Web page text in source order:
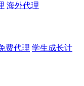
海外代理
费代理 学生成长计